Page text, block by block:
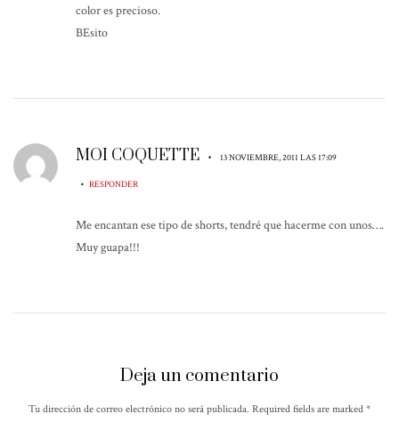
color es precioso.
BEsito
MOI COQUETTE • 13 NOVIEMBRE, 2011 LAS 17:09
• RESPONDER
Me encantan ese tipo de shorts, tendré que hacerme con unos….
Muy guapa!!!
Deja un comentario
Tu dirección de correo electrónico no será publicada. Required fields are marked *